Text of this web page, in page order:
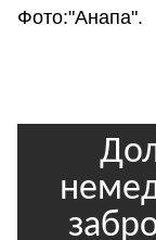
Фото:"Анапа".